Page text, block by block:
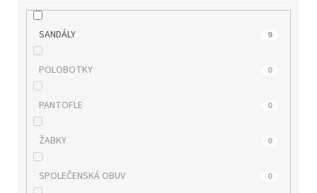
WONDERS
ZAXY
SANDÁLY 9
POLOBOTKY 0
PANTOFLE 0
ŽABKY 0
SPOLEČENSKÁ OBUV 0